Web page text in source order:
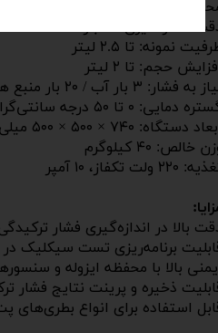
اندازه‌گیری فشار: ۰ تا ۴۰ بار
اندازه‌گیری: ۰.۱ بار
نمونه: تا ۲.۵ لیتر
حجم: تا ۲ لیتر
به فشار: ۳ بار آب / ۲۰ بار منبع هوا
دمایی: ۰ تا ۵۰ درجه سانتی‌گراد
دستگاه: ۷۴۰ × ۵۰۰ × ۵۰۰ میلی‌متر
خالص: ۴۰ کیلوگرم
۲۲۰ ولت تکفاز، ۱۰ آمپر​​​​​​​
بالا در اندازه‌گیری فشار
برنامه‌ریزی تست سیکلیک در
بالا با محفظه ایزوله و
ذخیره و پرینت نتایج فشار
استفاده برای انواع بطری‌های